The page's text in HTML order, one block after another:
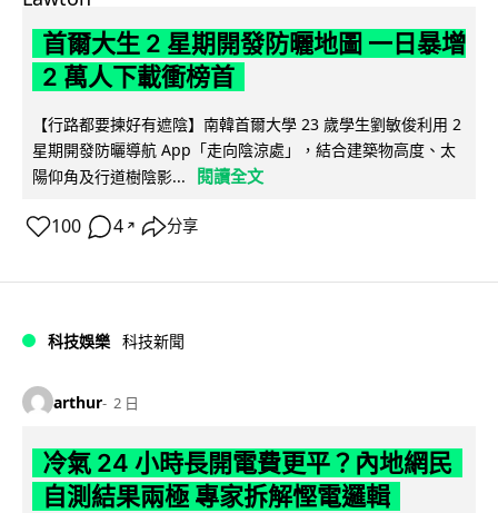
首爾大生 2 星期開發防曬地圖 一日暴增
2 萬人下載衝榜首
【行路都要揀好有遮陰】南韓首爾大學 23 歲學生劉敏俊利用 2
星期開發防曬導航 App「走向陰涼處」，結合建築物高度、太
陽仰角及行道樹陰影...
閱讀全文
100 4 ↗ 分享
科技娛樂 科技新聞
arthur 2 日
冷氣 24 小時長開電費更平？內地網民
自測結果兩極 專家拆解慳電邏輯